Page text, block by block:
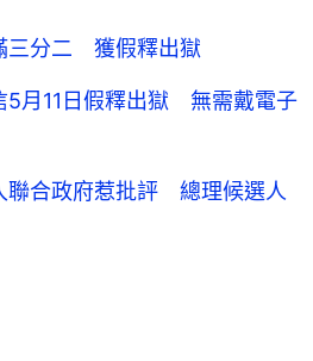
三分二 獲假釋出獄
5月11日假釋出獄 無需戴電子
聯合政府惹批評 總理候選人